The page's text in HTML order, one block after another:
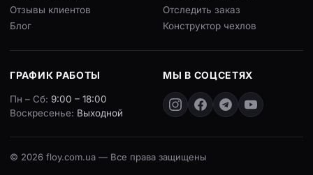
Отзывы клиентов
Блог
Отследить заказ
Конструктор чехлов
ГРАФИК РАБОТЫ
Пн – Сб: 9:00 – 18:00
Воскресенье: Выходной
МЫ В СОЦСЕТЯХ
© 2026 floy.com.ua — Все права защищены